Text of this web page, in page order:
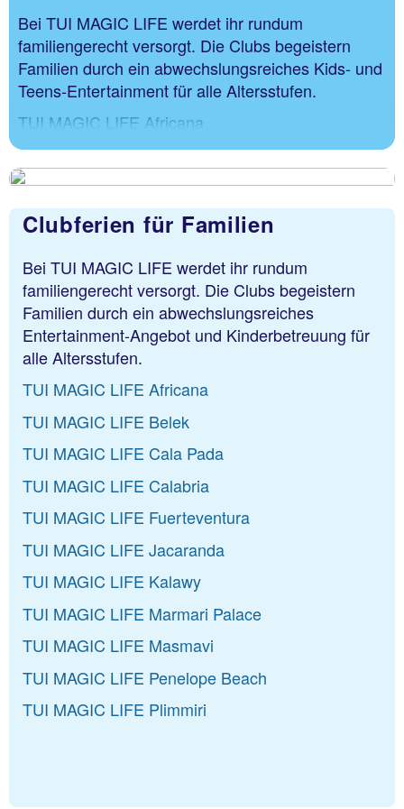
Bei TUI MAGIC LIFE werdet ihr rundum
familiengerecht versorgt. Die Clubs begeistern
Familien durch ein abwechslungsreiches Kids- und
Teens-Entertainment für alle Altersstufen.
TUI MAGIC LIFE Africana
TUI MAGIC LIFE Belek
TUI MAGIC LIFE Cala Pada
TUI MAGIC LIFE Calabria
TUI MAGIC LIFE Jacaranda
TUI MAGIC LIFE Kalawy
TUI MAGIC LIFE Marmari Palace
TUI MAGIC LIFE Masmavi
TUI MAGIC LIFE Plimmiri
Clubferien für Familien
Bei TUI MAGIC LIFE werdet ihr rundum
familiengerecht versorgt. Die Clubs begeistern
Familien durch ein abwechslungsreiches
Entertainment-Angebot und Kinderbetreuung für
alle Altersstufen.
TUI MAGIC LIFE Africana
TUI MAGIC LIFE Belek
TUI MAGIC LIFE Cala Pada
TUI MAGIC LIFE Calabria
TUI MAGIC LIFE Fuerteventura
TUI MAGIC LIFE Jacaranda
TUI MAGIC LIFE Kalawy
TUI MAGIC LIFE Marmari Palace
TUI MAGIC LIFE Masmavi
TUI MAGIC LIFE Penelope Beach
TUI MAGIC LIFE Plimmiri